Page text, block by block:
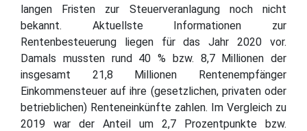
langen Fristen zur Steuerveranlagung noch nicht
bekannt. Aktuellste Informationen zur
Rentenbesteuerung liegen für das Jahr 2020 vor.
Damals mussten rund 40 % bzw. 8,7 Millionen der
insgesamt 21,8 Millionen Rentenempfänger
Einkommensteuer auf ihre (gesetzlichen, privaten oder
betrieblichen) Renteneinkünfte zahlen. Im Vergleich zu
2019 war der Anteil um 2,7 Prozentpunkte bzw.